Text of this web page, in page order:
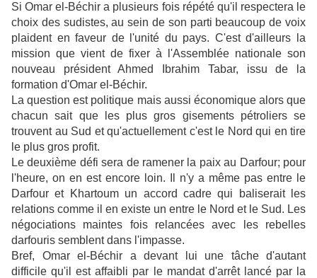
Si Omar el-Béchir a plusieurs fois répété qu'il respectera le
choix des sudistes, au sein de son parti beaucoup de voix
plaident en faveur de l'unité du pays. C'est d'ailleurs la
mission que vient de fixer à l'Assemblée nationale son
nouveau président Ahmed Ibrahim Tabar, issu de la
formation d'Omar el-Béchir.
La question est politique mais aussi économique alors que
chacun sait que les plus gros gisements pétroliers se
trouvent au Sud et qu'actuellement c'est le Nord qui en tire
le plus gros profit.
Le deuxième défi sera de ramener la paix au Darfour; pour
l'heure, on en est encore loin. Il n'y a même pas entre le
Darfour et Khartoum un accord cadre qui baliserait les
relations comme il en existe un entre le Nord et le Sud. Les
négociations maintes fois relancées avec les rebelles
darfouris semblent dans l'impasse.
Bref, Omar el-Béchir a devant lui une tâche d'autant
difficile qu'il est affaibli par le mandat d'arrêt lancé par la